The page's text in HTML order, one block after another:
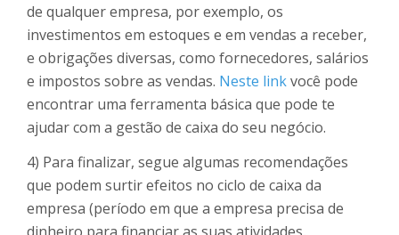
de qualquer empresa, por exemplo, os
investimentos em estoques e em vendas a receber,
e obrigações diversas, como fornecedores, salários
e impostos sobre as vendas. Neste linkvocê pode
encontrar uma ferramenta básica que pode te
ajudar com a gestão de caixa do seu negócio.
4) Para finalizar, segue algumas recomendações
que podem surtir efeitos no ciclo de caixa da
empresa (período em que a empresa precisa de
dinheiro para financiar as suas atividades,